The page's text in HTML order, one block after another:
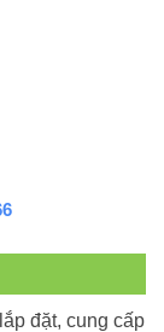
đặt, cung cấp